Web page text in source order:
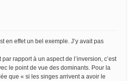
en effet un bel exemple. J’y avait pas
rapport à un aspect de l’inversion, c’est
le point de vue des dominants. Pour la
que « si les singes arrivent a avoir le